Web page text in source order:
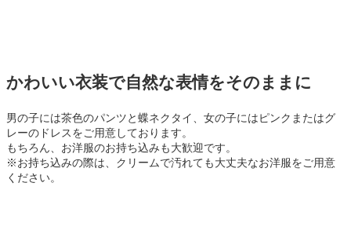
かわいい衣装で自然な表情をそのままに
男の子には茶色のパンツと蝶ネクタイ、女の子にはピンクまたはグ
レーのドレスをご用意しております。
もちろん、お洋服のお持ち込みも大歓迎です。
※お持ち込みの際は、クリームで汚れても大丈夫なお洋服をご用意
ください。